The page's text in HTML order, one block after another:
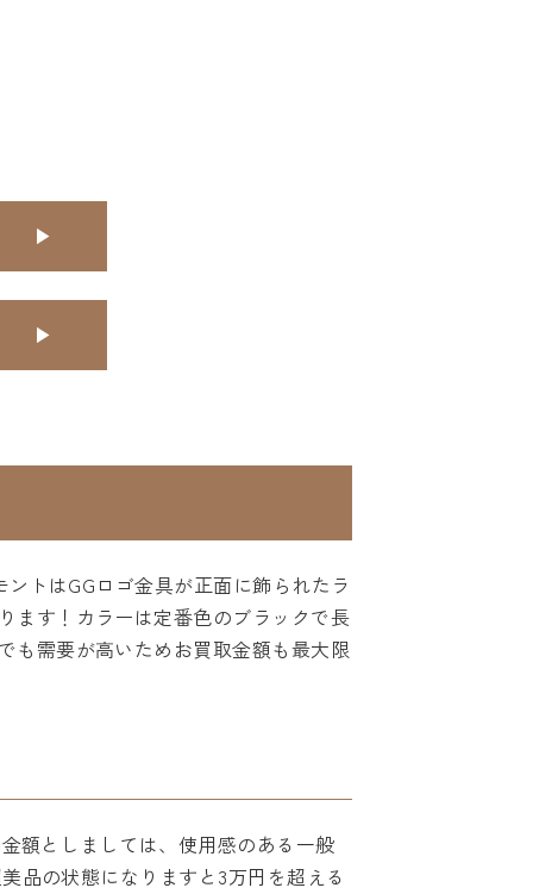
トはGGロゴ金具が正面に飾られたラ
ます！カラーは定番色のブラックで長
も需要が高いためお買取金額も最大限
額としましては、使用感のある一般
品の状態になりますと3万円を超える